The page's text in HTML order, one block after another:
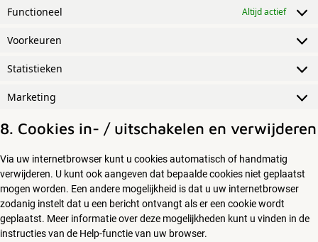
Functioneel Altijd actief
Voorkeuren
Statistieken
Marketing
8. Cookies in- / uitschakelen en verwijderen
Via uw internetbrowser kunt u cookies automatisch of handmatig
verwijderen. U kunt ook aangeven dat bepaalde cookies niet geplaatst
mogen worden. Een andere mogelijkheid is dat u uw internetbrowser
zodanig instelt dat u een bericht ontvangt als er een cookie wordt
geplaatst. Meer informatie over deze mogelijkheden kunt u vinden in de
instructies van de Help-functie van uw browser.